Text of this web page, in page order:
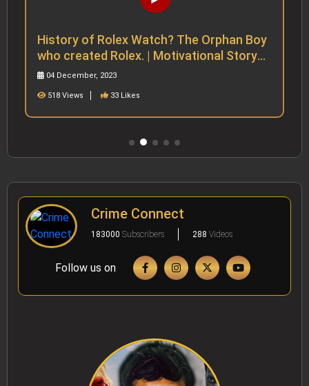
History of Royal Enfield | Desh ki Dharkan
| Indian History
06 December, 2023
2358 Views 52 Likes
Crime Connect
183000 Subscribers 288 Videos
Follow us on